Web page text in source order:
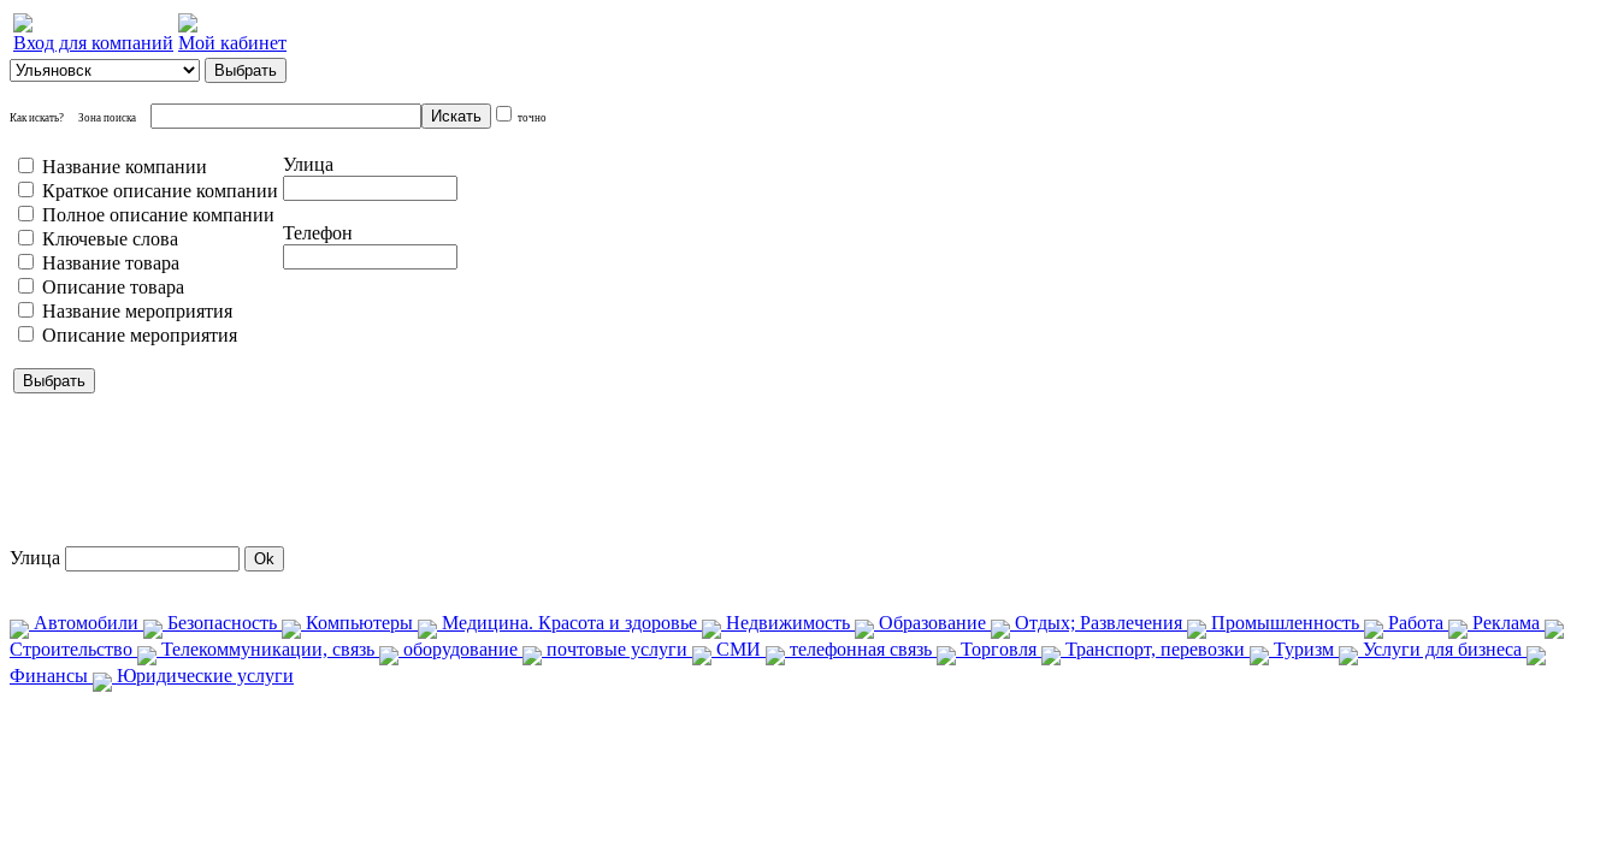
Вход для компаний Мой кабинет
Как искать? Зона поиска точно
Название компании
Краткое описание компании
Полное описание компании
Ключевые слова
Название товара
Описание товара
Название мероприятия
Описание мероприятия
Улица
Телефон
Улица
Автомобили Безопасность Компьютеры Медицина. Красота и здоровье Недвижимость Образование Отдых; Развлечения Промышленность Работа
Реклама
Строительство
Телекоммуникации, связь оборудование почтовые услуги СМИ телефонная связь Торговля Транспорт, перевозки Туризм
Услуги для бизнеса
Финансы
Юридические услуги